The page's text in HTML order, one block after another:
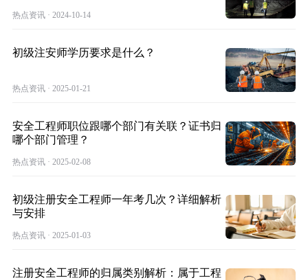
热点资讯 · 2024-10-14
初级注安师学历要求是什么？
热点资讯 · 2025-01-21
安全工程师职位跟哪个部门有关联？证书归
哪个部门管理？
热点资讯 · 2025-02-08
初级注册安全工程师一年考几次？详细解析
与安排
热点资讯 · 2025-01-03
注册安全工程师的归属类别解析：属于工程